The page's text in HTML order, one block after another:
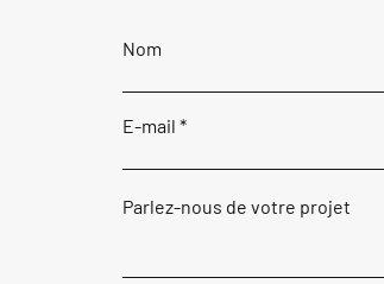
Nom
E-mail
Parlez-nous de votre projet